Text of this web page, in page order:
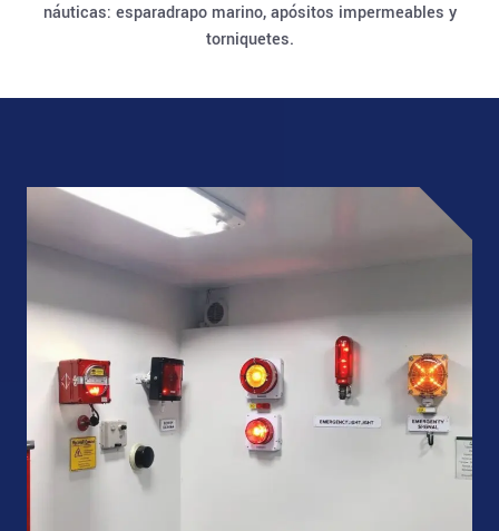
náuticas: esparadrapo marino, apósitos impermeables y
torniquetes.